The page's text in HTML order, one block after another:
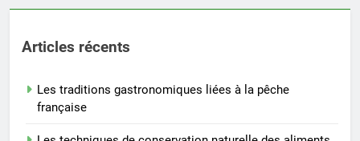
Articles récents
Les traditions gastronomiques liées à la pêche
française